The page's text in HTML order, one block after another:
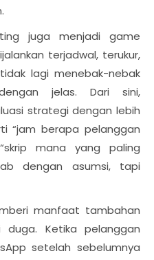
juga menjadi game
terjadwal, terukur,
lagi menebak-nebak
jelas. Dari sini,
strategi dengan lebih
“jam berapa pelanggan
mana yang paling
dengan asumsi, tapi
manfaat tambahan
Ketika pelanggan
setelah sebelumnya